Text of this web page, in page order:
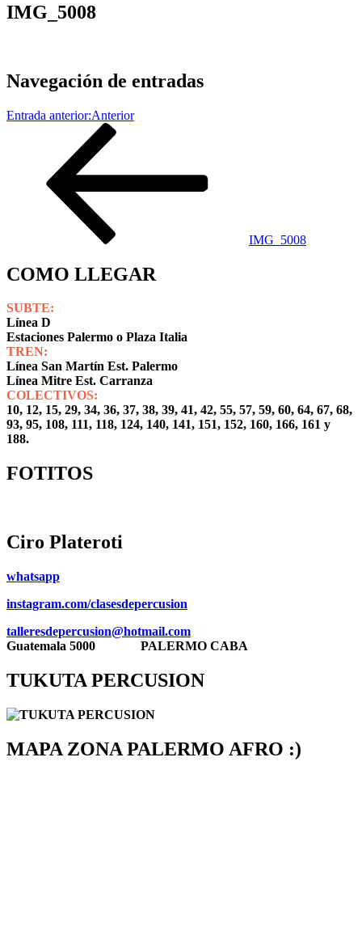
IMG_5008
Navegación de entradas
Entrada anterior:Anterior
IMG_5008
COMO LLEGAR
SUBTE:
Línea D
Estaciones Palermo o Plaza Italia
TREN:
Línea San Martín Est. Palermo
Línea Mitre Est. Carranza
COLECTIVOS:
10, 12, 15, 29, 34, 36, 37, 38, 39, 41, 42, 55, 57, 59, 60, 64, 67, 68,
93, 95, 108, 111, 118, 124, 140, 141, 151, 152, 160, 166, 161 y
188.
FOTITOS
Ciro Plateroti
whatsapp
instagram.com/clasesdepercusion
talleresdepercusion@hotmail.com
Guatemala 5000 PALERMO CABA
TUKUTA PERCUSION
MAPA ZONA PALERMO AFRO :)